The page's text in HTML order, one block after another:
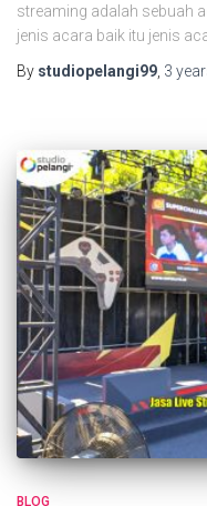
streaming adalah sebuah
jenis acara baik itu jenis
By studiopelangi99 3
BLOG